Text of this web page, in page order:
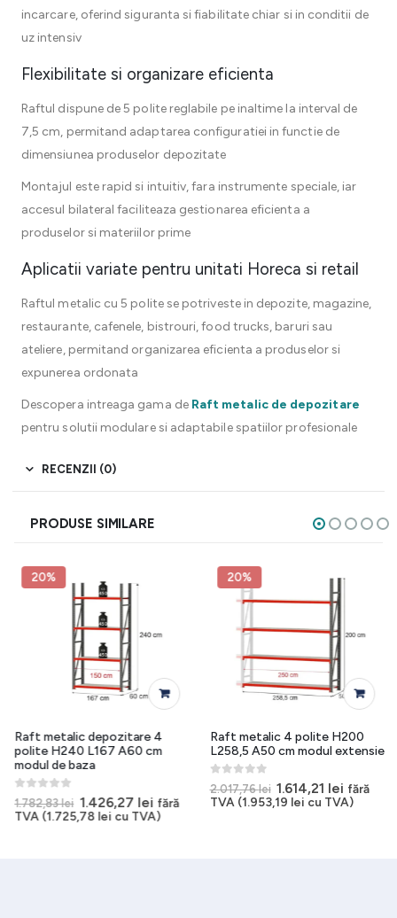
incarcare, oferind siguranta si fiabilitate chiar si in conditii de
uz intensiv
Flexibilitate si organizare eficienta
Raftul dispune de 5 polite reglabile pe inaltime la interval de
7,5 cm, permitand adaptarea configuratiei in functie de
dimensiunea produselor depozitate
Montajul este rapid si intuitiv, fara instrumente speciale, iar
accesul bilateral faciliteaza gestionarea eficienta a
produselor si materiilor prime
Aplicatii variate pentru unitati Horeca si retail
Raftul metalic cu 5 polite se potriveste in depozite, magazine,
restaurante, cafenele, bistrouri, food trucks, baruri sau
ateliere, permitand organizarea eficienta a produselor si
expunerea ordonata
Descopera intreaga gama de Raft metalic de depozitare
pentru solutii modulare si adaptabile spatiilor profesionale
RECENZII (0)
PRODUSE SIMILARE
20%
Raft metalic depozitare 4
polite H240 L167 A60 cm
modul de baza
0 out of 5
1.782,83lei Prețul
inițial
a
1.426,27 leiPrețul
curent
fără
TVA (1.725,78 leicu TVA)
20%
Raft metalic 4 polite H200
L258,5 A50 cm modul extensie
0out of 5
2.017,76lei Prețul
inițial
1.614,21 leiPrețul
curent
fără
TVA (1.953,19 leicu TVA)